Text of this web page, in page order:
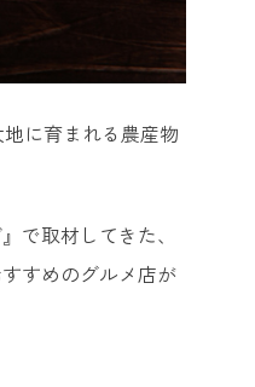
に育まれる農産物
で取材してきた、
すめのグルメ店が